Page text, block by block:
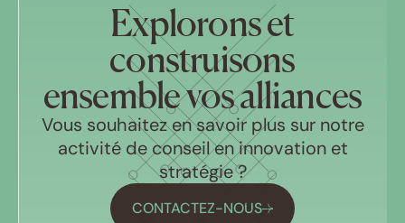
Explorons et
construisons
ensemble vos alliances
Vous souhaitez en savoir plus sur notre
activité de conseil en innovation et
stratégie ?
CONTACTEZ-NOUS